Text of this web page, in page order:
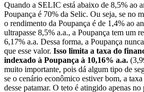
Quando a SELIC está abaixo de 8,5% ao
Poupança é 70% da Selic. Ou seja, se no
o rendimento da Poupança é de 1,4% ao
ultrapasse 8,5% a.a., a Poupança tem um
6,17% a.a. Dessa forma, a Poupança
que esse valor. Isso limita a taxa do
indexado à Poupança à 10,16% a.a.
muito importante, pois dá algum tipo de
se o cenário econômico estiver bom, a
desse patamar. O teto é atingido apenas